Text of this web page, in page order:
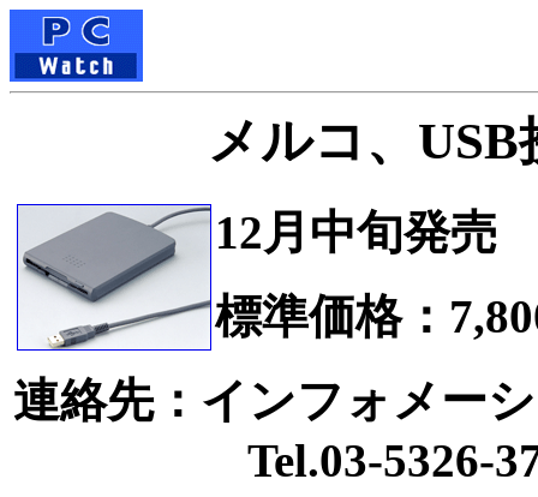
メルコ、
12月中旬発売
標準価格：
連絡先：インフォメー
Tel.03-5326-